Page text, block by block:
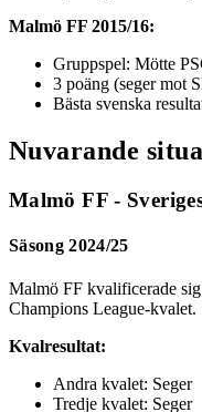
Malmö FF 2015/16:
Gruppspel: Mötte
3 poäng (seger mot
Bästa svenska
Nuvarande
Malmö FF -
Säsong 2024/25
Malmö FF kvalificerade
Champions League-kvalet.
Kvalresultat:
Andra kvalet: Seger
Tredje kvalet: Seger